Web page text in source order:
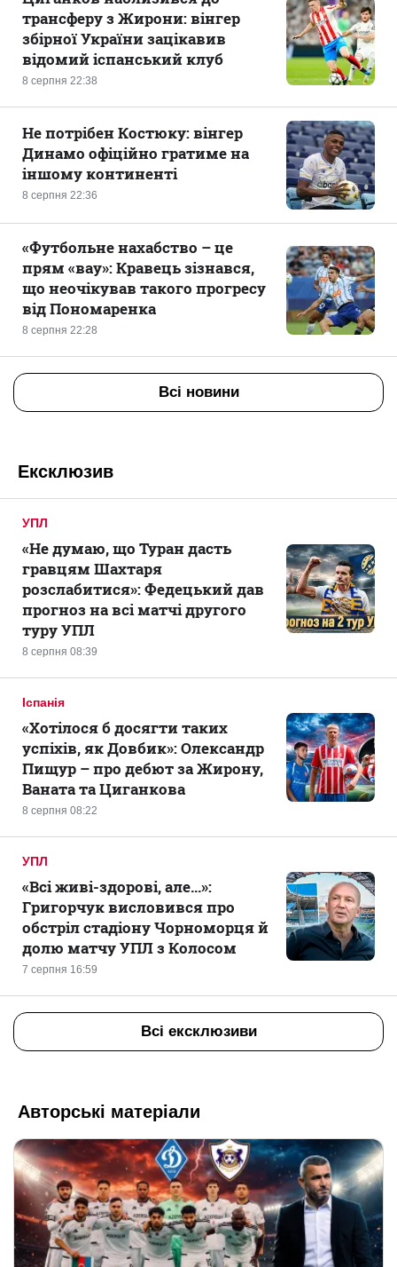
8 серпня 22:38
трансферу з Жирони: вінгер
збірної України зацікавив
відомий іспанський клуб
8 серпня 22:36
Не потрібен Костюку: вінгер
Динамо офіційно гратиме на
іншому континенті
8 серпня 22:28
«Футбольне нахабство – це
прям «вау»: Кравець зізнався,
що неочікував такого прогресу
від Пономаренка
Всі новини
Ексклюзив
УПЛ
8 серпня 08:39
«Не думаю, що Туран дасть
гравцям Шахтаря
розслабитися»: Федецький дав
прогноз на всі матчі другого
туру УПЛ
Іспанія
8 серпня 08:22
«Хотілося б досягти таких
успіхів, як Довбик»: Олександр
Пищур – про дебют за Жирону,
Ваната та Циганкова
УПЛ
7 серпня 16:59
«Всі живі-здорові, але...»:
Григорчук висловився про
обстріл стадіону Чорноморця й
долю матчу УПЛ з Колосом
Всі ексклюзиви
Авторські матеріали